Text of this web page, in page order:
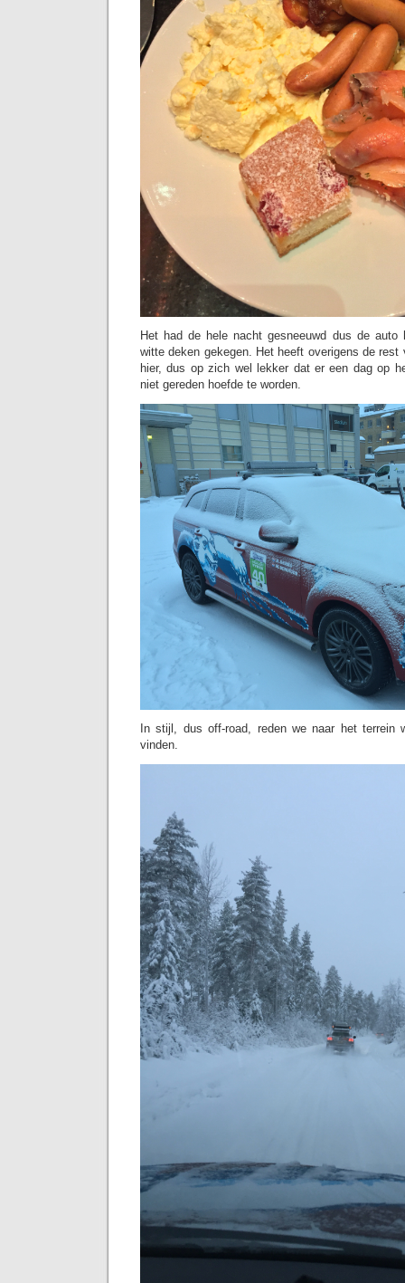
Het had de hele nacht gesneeuwd dus de auto
witte deken gekegen. Het heeft overigens de rest
hier, dus op zich wel lekker dat er een dag op
niet gereden hoefde te worden.
In stijl, dus off-road, reden we naar het terrein
vinden.